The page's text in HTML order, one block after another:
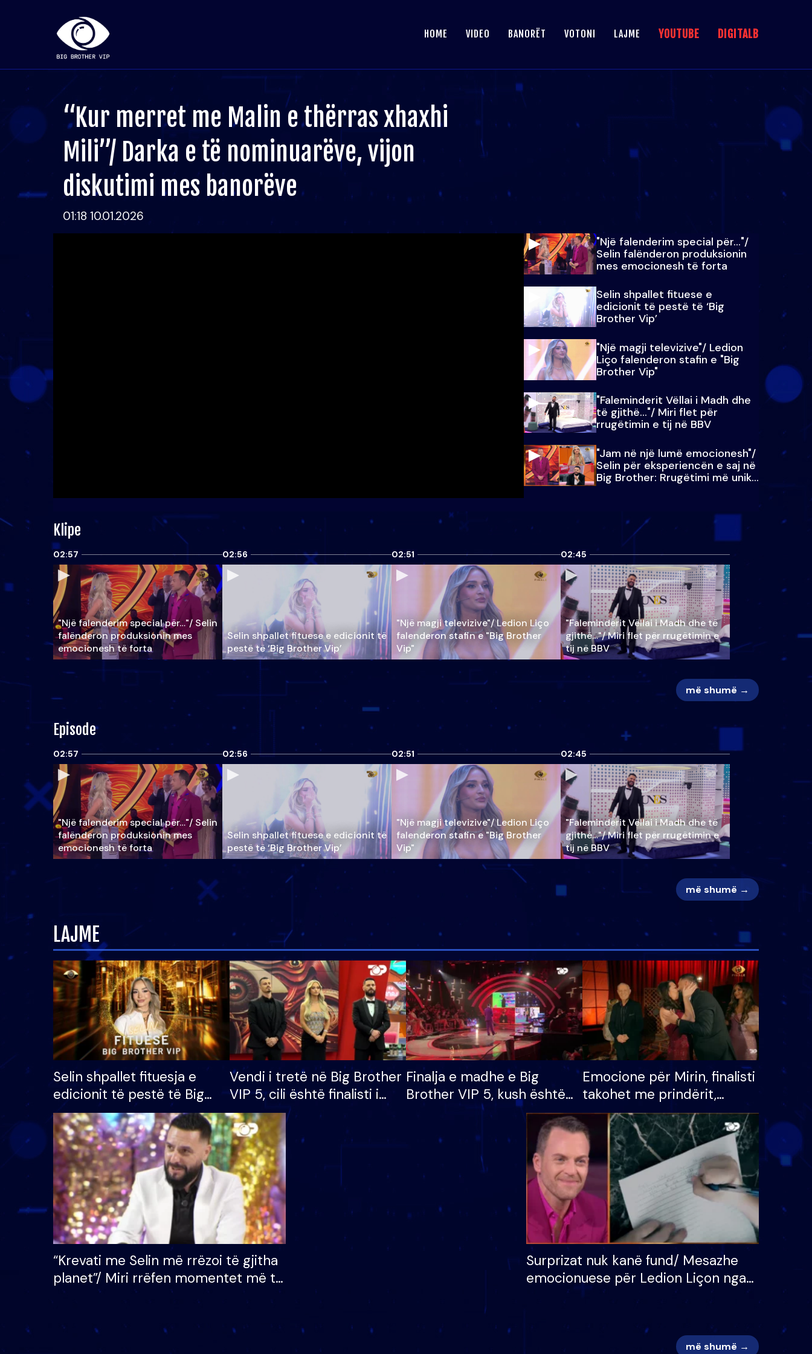
HOME VIDEO BANORËT VOTONI LAJME YOUTUBE DIGITALB
“Kur merret me Malin e thërras xhaxhi
Mili”/ Darka e të nominuarëve, vijon
diskutimi mes banorëve
01:18 10.01.2026
"Një falenderim special për…"/
Selin falënderon produksionin
mes emocionesh të forta
Selin shpallet fituese e
edicionit të pestë të ‘Big
Brother Vip’
"Një magji televizive"/ Ledion
Liço falenderon stafin e "Big
Brother Vip"
"Faleminderit Vëllai i Madh dhe
të gjithë…"/ Miri flet për
rrugëtimin e tij në BBV
"Jam në një lumë emocionesh"/
Selin për eksperiencën e saj në
Big Brother: Rrugëtimi më unik…
Klipe
02:57
"Një falenderim special për…"/ Selin
falënderon produksionin mes
emocionesh të forta
02:56
Selin shpallet fituese e edicionit të
pestë të ‘Big Brother Vip’
02:51
"Një magji televizive"/ Ledion Liço
falenderon stafin e "Big Brother
Vip"
02:45
"Faleminderit Vëllai i Madh dhe të
gjithë…"/ Miri flet për rrugëtimin e
tij në BBV
më shumë →
Episode
02:57
"Një falenderim special për…"/ Selin
falënderon produksionin mes
emocionesh të forta
02:56
Selin shpallet fituese e edicionit të
pestë të ‘Big Brother Vip’
02:51
"Një magji televizive"/ Ledion Liço
falenderon stafin e "Big Brother
Vip"
02:45
"Faleminderit Vëllai i Madh dhe të
gjithë…"/ Miri flet për rrugëtimin e
tij në BBV
më shumë →
LAJME
Selin shpallet fituesja e
edicionit të pestë të Big
Brother VIP, rrëmben
çmimin e madh prej 100
mijë eurosh
Vendi i tretë në Big Brother
VIP 5, cili është finalisti i
radhës që lë shtëpinë
Finalja e madhe e Big
Brother VIP 5, kush është
banori i parë që lë shtëpinë
dhe humb mundësinë për
të fituar çmimin e madh
Emocione për Mirin, finalisti
takohet me prindërit,
vajzën dhe bashkëshorten:
S’kemi ndonjë letër divorci
apo jo?
“Krevati me Selin më rrëzoi të gjitha
planet”/ Miri rrëfen momentet më të
bukura në shtëpinë e BB VIP: Do më
Surprizat nuk kanë fund/ Mesazhe
emocionuese për Ledion Liçon nga
nëna dhe fëmijët e tij, moderatori
më shumë →